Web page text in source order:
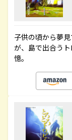
子供の頃から夢
が、島で出合う
憶。